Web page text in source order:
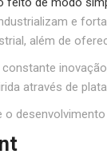
e
além de
através de
o